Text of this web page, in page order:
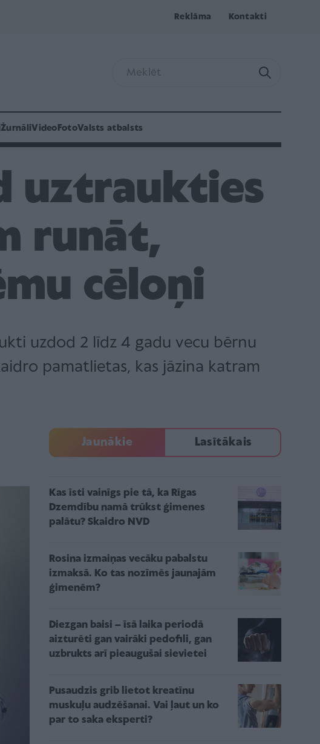
Reklāma Kontakti
ŽurnāliVideo FotoValsts atbalsts
uztraukties
runāt,
cēloņi
uzdod 2 līdz 4 gadu vecu bērnu
pamatlietas, kas jāzina katram
Jaunākie Lasītākais
Kas īsti vainīgs pie tā, ka Rīgas
Dzemdību namā trūkst ģimenes
palātu? Skaidro NVD
Rosina izmaiņas vecāku pabalstu
izmaksā. Ko tas nozīmēs jaunajām
ģimenēm?
Diezgan baisi – īsā laika periodā
aizturēti gan vairāki pedofili, gan
uzbrukts arī pieaugušai sievietei
Pusaudzis grib lietot kreatīnu
muskuļu audzēšanai. Vai ļaut un ko
par to saka eksperti?